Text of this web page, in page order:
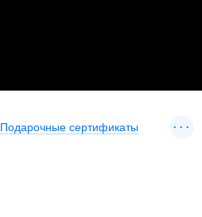
Подарочные сертификаты ...